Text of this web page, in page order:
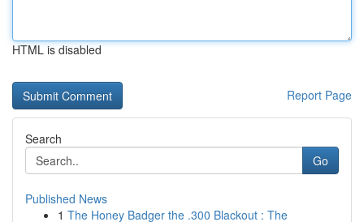
HTML is disabled
Report Page
Search
Go
Published News
1 The Honey Badger the .300 Blackout : The